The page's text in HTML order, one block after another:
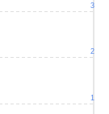
1
2
3